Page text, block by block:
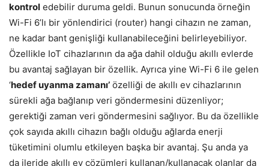
kontrol edebilir duruma geldi. Bunun sonucunda örneğin
Wi-Fi 6’lı bir yönlendirici (router) hangi cihazın ne zaman,
ne kadar bant genişliği kullanabileceğini belirleyebiliyor.
Özellikle IoT cihazlarının da ağa dahil olduğu akıllı evlerde
bu avantaj sağlayan bir özellik. Ayrıca yine Wi-Fi 6 ile gelen
‘hedef uyanma zamanı’ özelliği de akıllı ev cihazlarının
sürekli ağa bağlanıp veri göndermesini düzenliyor;
gerektiği zaman veri göndermesini sağlıyor. Bu da özellikle
çok sayıda akıllı cihazın bağlı olduğu ağlarda enerji
tüketimini olumlu etkileyen başka bir avantaj. Şu anda ya
da ileride akıllı ev çözümleri kullanan/kullanacak olanlar da